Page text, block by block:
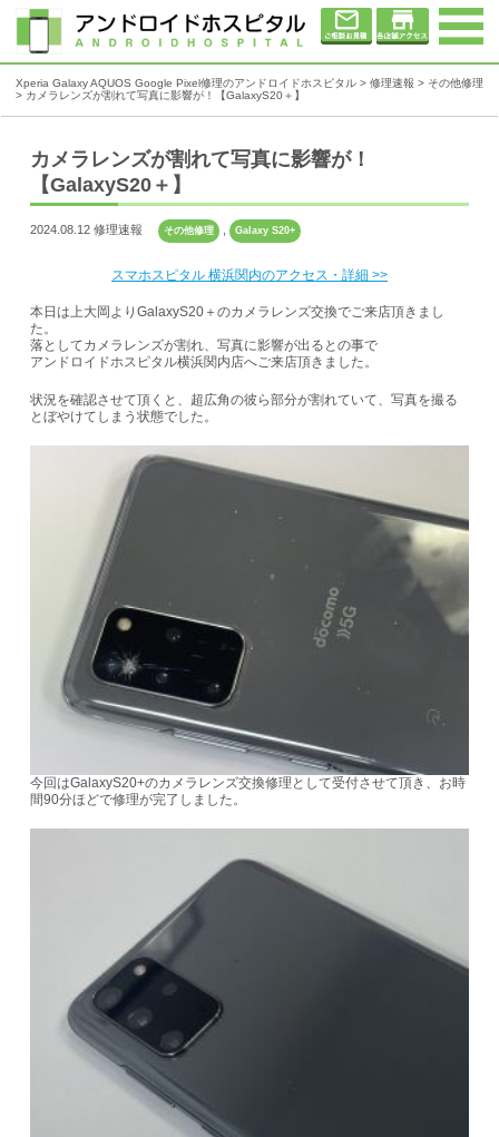
Xperia Galaxy AQUOS Google Pixel修理のアンドロイドホスピタル > 修理速報 > その他修理
> カメラレンズが割れて写真に影響が！【GalaxyS20＋】
カメラレンズが割れて写真に影響が！
【GalaxyS20＋】
2024.08.12 修理速報 その他修理 , Galaxy S20+
スマホスピタル 横浜関内のアクセス・詳細 >>
本日は上大岡よりGalaxyS20＋のカメラレンズ交換でご来店頂きまし
た。
落としてカメラレンズが割れ、写真に影響が出るとの事で
アンドロイドホスピタル横浜関内店へご来店頂きました。
状況を確認させて頂くと、超広角の彼ら部分が割れていて、写真を撮る
とぼやけてしまう状態でした。
今回はGalaxyS20+のカメラレンズ交換修理として受付させて頂き、お時
間90分ほどで修理が完了しました。